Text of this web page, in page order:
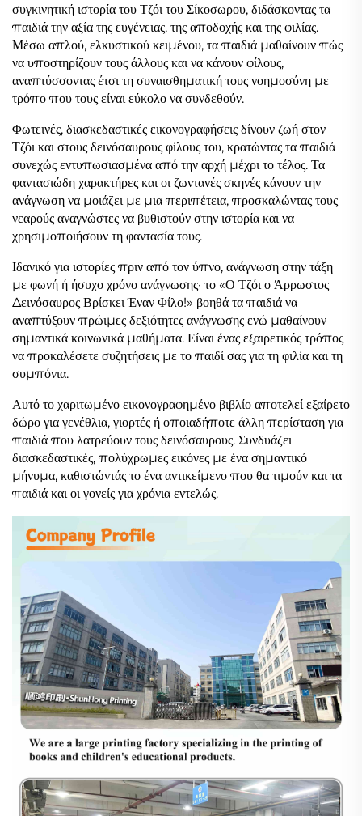
συγκινητική ιστορία του Τζόι του Σίκοσωρου, διδάσκοντας τα
παιδιά την αξία της ευγένειας, της αποδοχής και της φιλίας.
Μέσω απλού, ελκυστικού κειμένου, τα παιδιά μαθαίνουν πώς
να υποστηρίζουν τους άλλους και να κάνουν φίλους,
αναπτύσσοντας έτσι τη συναισθηματική τους νοημοσύνη με
τρόπο που τους είναι εύκολο να συνδεθούν.
Φωτεινές, διασκεδαστικές εικονογραφήσεις δίνουν ζωή στον
Τζόι και στους δεινόσαυρους φίλους του, κρατώντας τα παιδιά
συνεχώς εντυπωσιασμένα από την αρχή μέχρι το τέλος. Τα
φαντασιώδη χαρακτήρες και οι ζωντανές σκηνές κάνουν την
ανάγνωση να μοιάζει με μια περιπέτεια, προσκαλώντας τους
νεαρούς αναγνώστες να βυθιστούν στην ιστορία και να
χρησιμοποιήσουν τη φαντασία τους.
Ιδανικό για ιστορίες πριν από τον ύπνο, ανάγνωση στην τάξη
με φωνή ή ήσυχο χρόνο ανάγνωσης· το «Ο Τζόι ο Άρρωστος
Δεινόσαυρος Βρίσκει Έναν Φίλο!» βοηθά τα παιδιά να
αναπτύξουν πρώιμες δεξιότητες ανάγνωσης ενώ μαθαίνουν
σημαντικά κοινωνικά μαθήματα. Είναι ένας εξαιρετικός τρόπος
να προκαλέσετε συζητήσεις με το παιδί σας για τη φιλία και τη
συμπόνια.
Αυτό το χαριτωμένο εικονογραφημένο βιβλίο αποτελεί εξαίρετο
δώρο για γενέθλια, γιορτές ή οποιαδήποτε άλλη περίσταση για
παιδιά που λατρεύουν τους δεινόσαυρους. Συνδυάζει
διασκεδαστικές, πολύχρωμες εικόνες με ένα σημαντικό
μήνυμα, καθιστώντάς το ένα αντικείμενο που θα τιμούν και τα
παιδιά και οι γονείς για χρόνια εντελώς.